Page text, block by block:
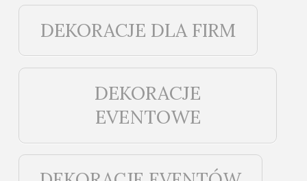
DEKORACJE DLA FIRM
DEKORACJE
EVENTOWE